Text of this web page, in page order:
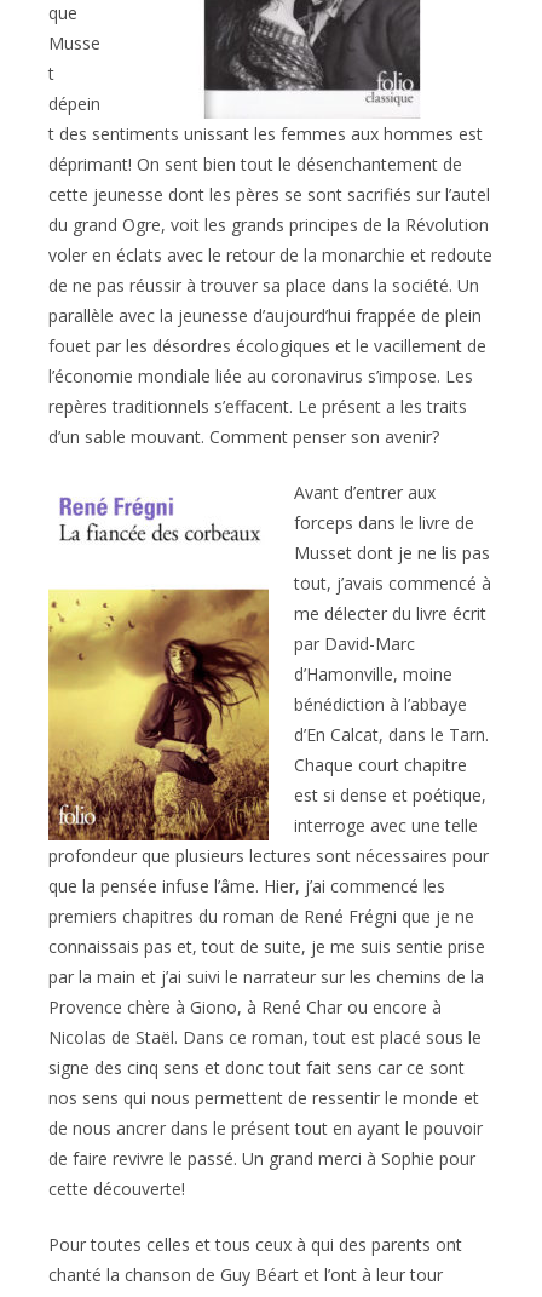
que
Musse
t
dépein
t des sentiments unissant les femmes aux hommes est
déprimant! On sent bien tout le désenchantement de
cette jeunesse dont les pères se sont sacrifiés sur l’autel
du grand Ogre, voit les grands principes de la Révolution
voler en éclats avec le retour de la monarchie et redoute
de ne pas réussir à trouver sa place dans la société. Un
parallèle avec la jeunesse d’aujourd’hui frappée de plein
fouet par les désordres écologiques et le vacillement de
l’économie mondiale liée au coronavirus s’impose. Les
repères traditionnels s’effacent. Le présent a les traits
d’un sable mouvant. Comment penser son avenir?
Avant d’entrer aux
forceps dans le livre de
Musset dont je ne lis pas
tout, j’avais commencé à
me délecter du livre écrit
par David-Marc
d’Hamonville, moine
bénédiction à l’abbaye
d’En Calcat, dans le Tarn.
Chaque court chapitre
est si dense et poétique,
interroge avec une telle
profondeur que plusieurs lectures sont nécessaires pour
que la pensée infuse l’âme. Hier, j’ai commencé les
premiers chapitres du roman de René Frégni que je ne
connaissais pas et, tout de suite, je me suis sentie prise
par la main et j’ai suivi le narrateur sur les chemins de la
Provence chère à Giono, à René Char ou encore à
Nicolas de Staël. Dans ce roman, tout est placé sous le
signe des cinq sens et donc tout fait sens car ce sont
nos sens qui nous permettent de ressentir le monde et
de nous ancrer dans le présent tout en ayant le pouvoir
de faire revivre le passé. Un grand merci à Sophie pour
cette découverte!
Pour toutes celles et tous ceux à qui des parents ont
chanté la chanson de Guy Béart et l’ont à leur tour